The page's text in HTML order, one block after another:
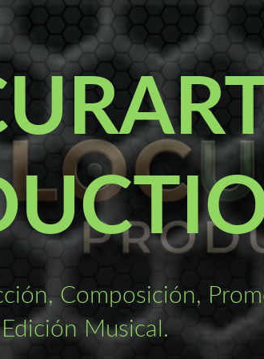
Composición,
Edición Musical.